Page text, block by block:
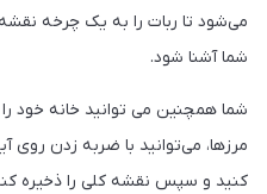
می‌شود تا ربات را به یک چرخه
شما آشنا شود.
شما همچنین می توانید خانه خود را
مرزها، می‌توانید با ضربه زدن روی
کنید و سپس نقشه کلی را ذخیره